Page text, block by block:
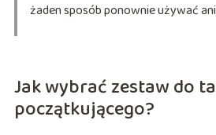
żaden sposób ponownie używać
Jak wybrać zestaw do
początkującego?